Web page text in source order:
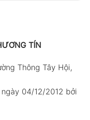
TÍN
Thông Tây Hội,
04/12/2012 bởi